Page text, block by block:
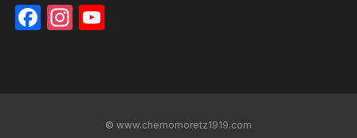
Facebook
Instagram
© www.chernomoretz1919.com